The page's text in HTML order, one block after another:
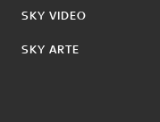
SKY VIDEO
SKY ARTE